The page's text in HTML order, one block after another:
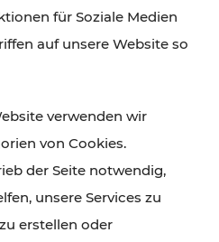
zu Fahrplanänderungen,
für Soziale Medien
auf unsere Website so
verwenden wir
von Cookies.
der Seite notwendig,
unsere Services zu
erstellen oder